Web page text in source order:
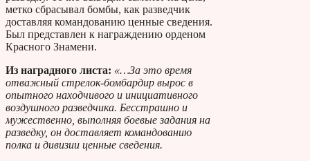
метко сбрасывал бомбы, как разведчик
доставляя командованию ценные сведения.
Был представлен к награждению орденом
Красного Знамени.
Из наградного листа: «…За это время
отважный стрелок-бомбардир вырос в
опытного находчивого и инициативного
воздушного разведчика. Бесстрашно и
мужественно, выполняя боевые задания на
разведку, он доставляет командованию
полка и дивизии ценные сведения.